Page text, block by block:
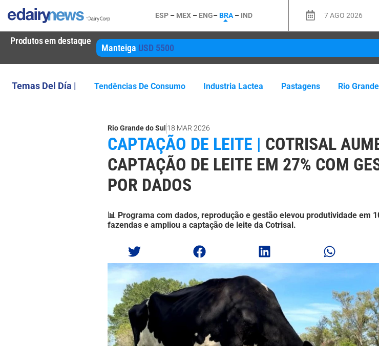
ESP – MEX – ENG–BRA – IND 7 AGO 2026
Produtos em destaque
Manteiga USD 5500
Temas Del Día | Tendências De Consumo Industria Lactea Pastagens Rio
Rio Grande do Sul 18 MAR 2026
CAPTAÇÃO DE LEITE | COTRISAL
CAPTAÇÃO DE LEITE EM 27% COM
POR DADOS
📊 Programa com dados, reprodução e gestão elevou produtividade em
fazendas e ampliou a captação de leite da Cotrisal.